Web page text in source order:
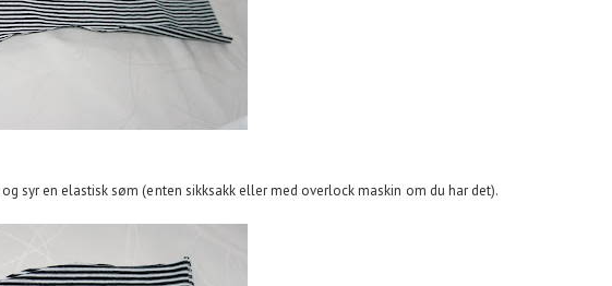
syr en elastisk søm (enten sikksakk eller med overlock maskin om du har det).